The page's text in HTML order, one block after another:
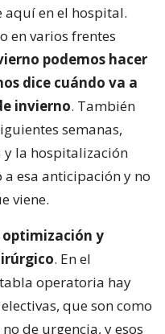
aquí en el hospital.
en varios frentes
podemos hacer
dice cuándo va a
invierno. También
semanas,
y la hospitalización
esa anticipación y no
viene.
y
. En el
operatoria hay
que son como
de urgencia, y esos